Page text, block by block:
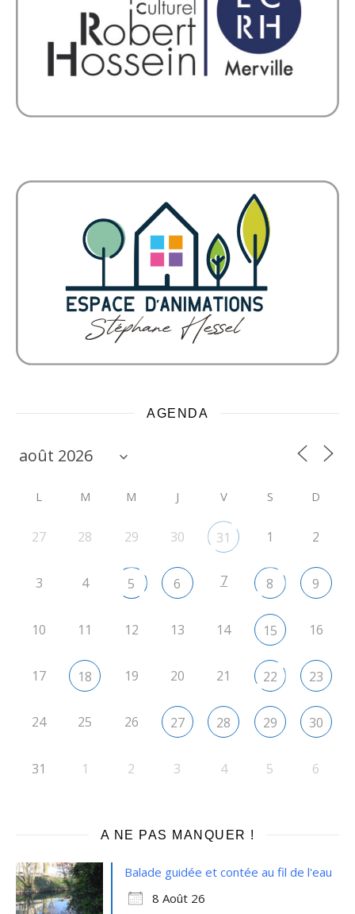
AGENDA
L M M J V S D
27 28 29 30 31 1 2
3 4 5 6 7 8 9
10 11 12 13 14 15 16
17 18 19 20 21 22 23
24 25 26 27 28 29 30
31 1 2 3 4 5 6
A NE PAS MANQUER !
Balade guidée et contée au fil de l'eau
8 Août 26